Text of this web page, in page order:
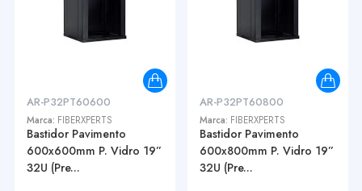
AR-P32PT60600
Marca: FIBERXPERTS
Bastidor Pavimento
600x600mm P. Vidro 19”
32U (Pre...
AR-P32PT60800
Marca: FIBERXPERTS
Bastidor Pavimento
600x800mm P. Vidro 19”
32U (Pre...